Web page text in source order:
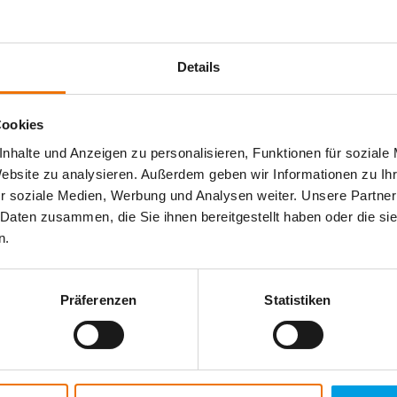
Details
und Anzeigen zu personalisieren, Funktionen für soziale
zu analysieren. Außerdem geben wir Informationen zu
soziale Medien, Werbung und Analysen weiter. Unsere
zusammen, die Sie ihnen bereitgestellt haben oder die
Präferenzen Statistiken
19 45 www.vectram.com
11 53677777 http://www.alfainstrumentos.com